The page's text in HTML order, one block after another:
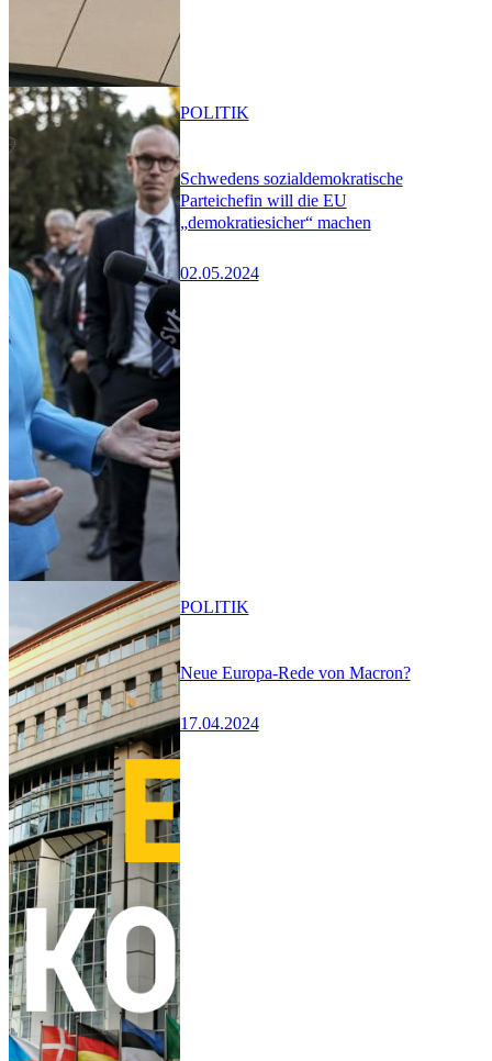
Schwedens sozialdemokratische
Parteichefin will die EU
„demokratiesicher“ machen
02.05.2024
POLITIK
Neue Europa-Rede von Macron?
17.04.2024
POLITIK